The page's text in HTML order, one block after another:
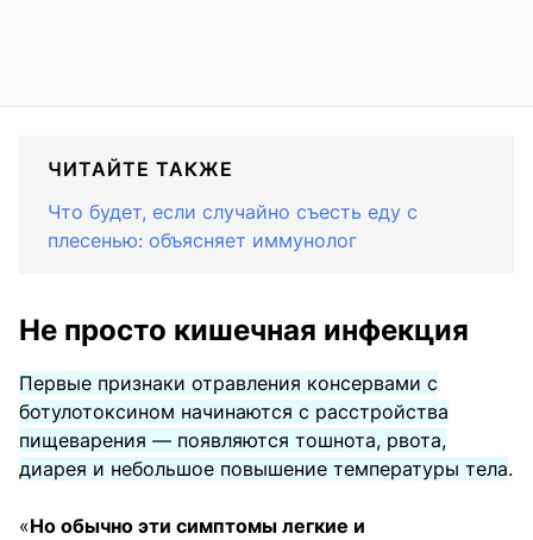
ЧИТАЙТЕ ТАКЖЕ
Что будет, если случайно съесть еду с
плесенью: объясняет иммунолог
Не просто кишечная инфекция
Первые признаки отравления консервами с
ботулотоксином начинаются с расстройства
пищеварения — появляются тошнота, рвота,
диарея и небольшое повышение температуры тела.
«Но обычно эти симптомы легкие и